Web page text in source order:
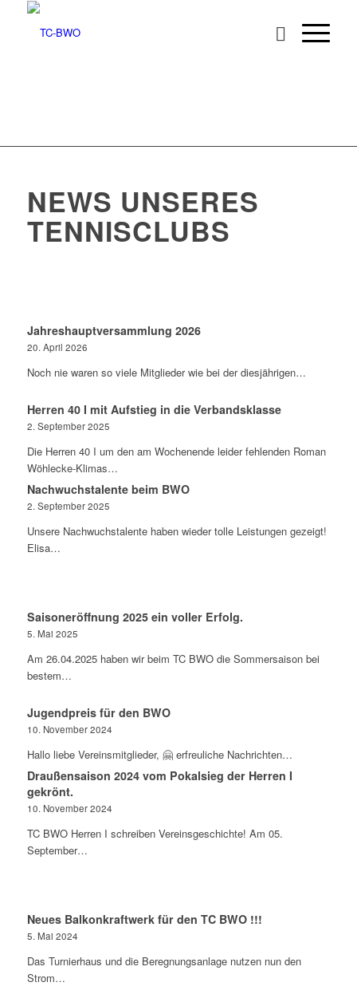
NEWS UNSERES
TENNISCLUBS
Jahreshauptversammlung 2026
20. April 2026
Noch nie waren so viele Mitglieder wie bei der diesjährigen…
Herren 40 I mit Aufstieg in die Verbandsklasse
2. September 2025
Die Herren 40 I um den am Wochenende leider fehlenden Roman
Wöhlecke-Klimas…
Nachwuchstalente beim BWO
2. September 2025
Unsere Nachwuchstalente haben wieder tolle Leistungen gezeigt!
Elisa…
Saisoneröffnung 2025 ein voller Erfolg.
5. Mai 2025
Am 26.04.2025 haben wir beim TC BWO die Sommersaison bei
bestem…
Jugendpreis für den BWO
10. November 2024
Hallo liebe Vereinsmitglieder, 🤗 erfreuliche Nachrichten…
Draußensaison 2024 vom Pokalsieg der Herren I
gekrönt.
10. November 2024
TC BWO Herren I schreiben Vereinsgeschichte! Am 05.
September…
Neues Balkonkraftwerk für den TC BWO !!!
5. Mai 2024
Das Turnierhaus und die Beregnungsanlage nutzen nun den
Strom…